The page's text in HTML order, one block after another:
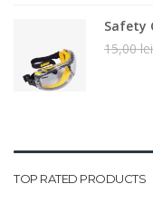
Safety
15,00lei
TOP RATED PRODUCTS